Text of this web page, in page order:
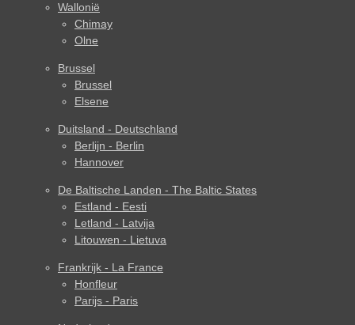
Wallonië
Chimay
Olne
Brussel
Brussel
Elsene
Duitsland - Deutschland
Berlijn - Berlin
Hannover
De Baltische Landen - The Baltic States
Estland - Eesti
Letland - Latvija
Litouwen - Lietuva
Frankrijk - La France
Honfleur
Parijs - Paris